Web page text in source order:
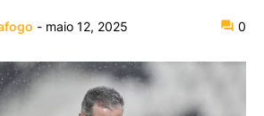
- maio 12, 2025 0